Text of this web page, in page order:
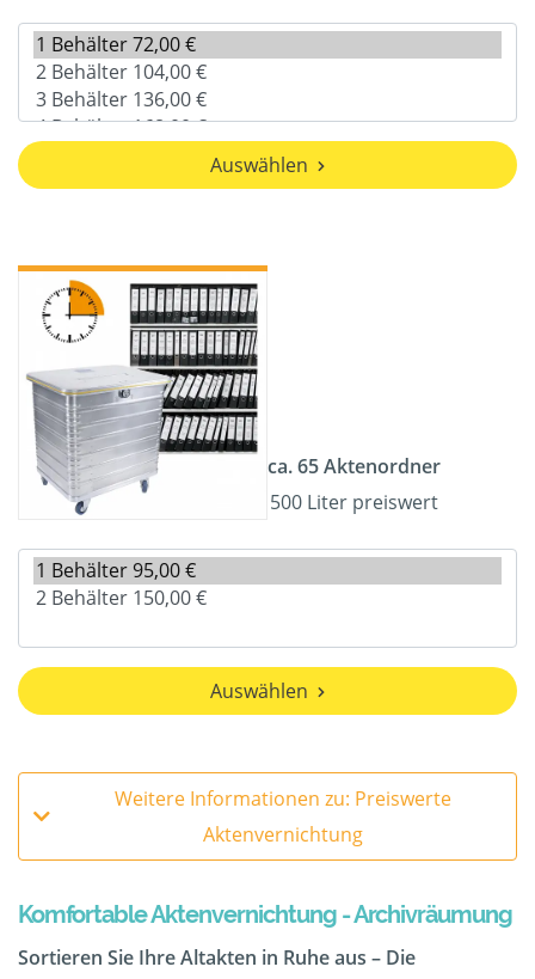
Auswählen
ca. 65 Aktenordner
500 Liter preiswert
Auswählen
Weitere Informationen zu: Preiswerte
Aktenvernichtung
Komfortable Aktenvernichtung - Archivräumung
Sortieren Sie Ihre Altakten in Ruhe aus – Die